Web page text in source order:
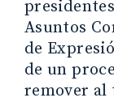
Asuntos
de
de un
remover al